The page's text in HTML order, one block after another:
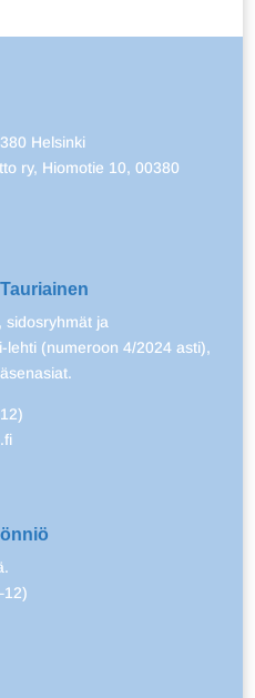
Helsinki
ry, Hiomotie 10, 00380
sidosryhmät ja
lehti (numeroon 4/2024 asti),